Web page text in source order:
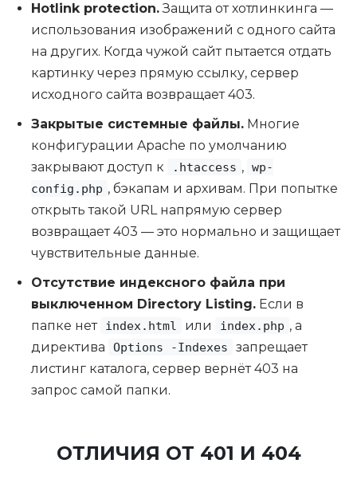
Hotlink protection.Защита от хотлинкинга —
использования изображений с одного сайта
на других. Когда чужой сайт пытается отдать
картинку через прямую ссылку, сервер
исходного сайта возвращает 403.
Закрытые системные файлы. Многие
конфигурации Apache по умолчанию
закрывают доступ к
.htaccess , wp-
config.php , бэкапам и архивам. При попытке
открыть такой URL напрямую сервер
возвращает 403 — это нормально и защищает
чувствительные данные.
Отсутствие индексного файла при
выключенном Directory Listing. Если в
папке нет index.html или index.php , а
директива
Options -Indexes
запрещает
листинг каталога, сервер вернёт 403 на
запрос самой папки.
ОТЛИЧИЯ ОТ 401 И 404